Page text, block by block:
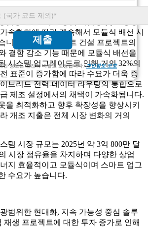
제출
인 정보는 완전히 비밀로 보장됩니다.개인정보 보호
업용 건물, 기술 중심 작업장 및 고성능
속화함에 따라 계속해서 모듈식 배선 시
니다. 이 지역 스마트 건설 프로젝트의
결함 감소 기능 때문에 모듈식 배선을
시스템 업그레이드로 인해 거의 32%의
표준이 증가함에 따라 수요가 더욱 증
브리드 전력-데이터 라우팅의 통합으로
제조 설정에서의 채택이 가속화됩니다.
을 최적화하고 향후 확장성을 향상시키
개조 지출은 전체 시장 변화의 거의
템 시장 규모는 2025년 약 3억 800만 달
시장 점유율을 차지하며 다양한 상업
지 효율적이고 모듈식이며 스마트 업그
수요가 높습니다.
범위한 현대화, 지속 가능성 중심 솔루
재생 프로젝트에 대한 투자 증가로 인해